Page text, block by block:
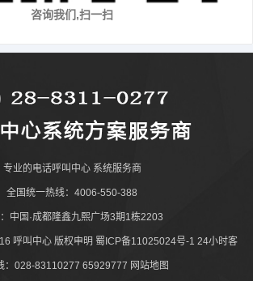
咨询我们,扫一扫
专业的电话呼叫中心系统服务商
全国统一热线：4006-550-388
中国·成都隆鑫九熙广场3期1栋2203
呼叫中心 版权申明 蜀ICP备11025024号-1 24小时客
：028-83110277 65929777 网站地图